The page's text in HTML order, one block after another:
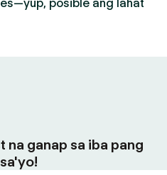
posible ang lahat
na ganap sa iba pang